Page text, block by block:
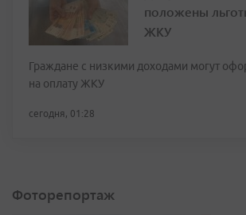
положены
ЖКУ
Граждане с низкими доходами могут
на оплату ЖКУ
сегодня, 01:28
Фоторепортаж